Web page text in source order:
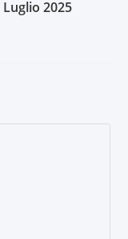
Luglio 2025